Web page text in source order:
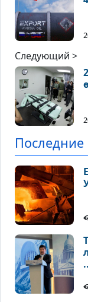
Следующий >
Последние